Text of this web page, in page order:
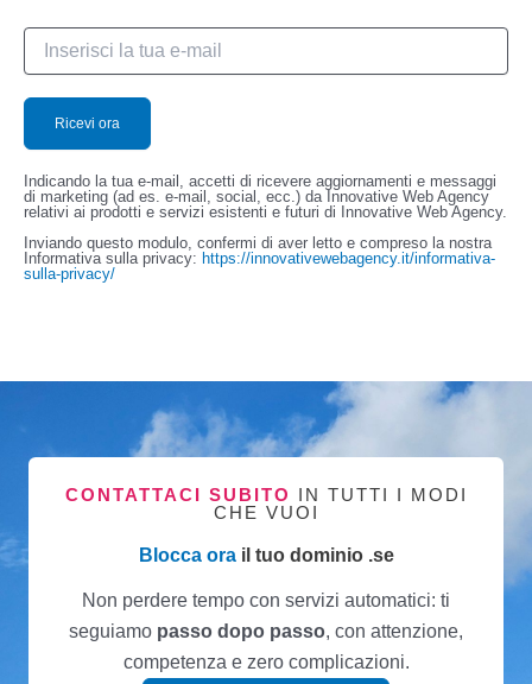
Indicando la tua e-mail, accetti di ricevere aggiornamenti e messaggi
di marketing (ad es. e-mail, social, ecc.) da Innovative Web Agency
relativi ai prodotti e servizi esistenti e futuri di Innovative Web Agency.
Inviando questo modulo, confermi di aver letto e compreso la nostra
Informativa sulla privacy: https://innovativewebagency.it/informativa-
sulla-privacy/
CONTATTACI SUBITO IN TUTTI I MODI
CHE VUOI
Blocca orail tuo dominio .se
Non perdere tempo con servizi automatici: ti
seguiamo passo dopo passo, con attenzione,
competenza e zero complicazioni.